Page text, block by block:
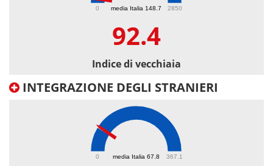
media Italia 148.7
0 2850
92.4
Indice di vecchiaia
INTEGRAZIONE DEGLI STRANIERI
media Italia 67.8
0 367.1